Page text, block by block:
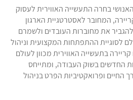
בחרה התעשייה האווירית לעסוק
המחובר לאסטרטגיית הארגון
את מחוברות העובדים ולשמרם
לסוגיית ההתפתחות המקצועית וניהול
בתעשייה האווירית מכוון לעולם
החדשים בשוק העבודה, ומתייחס
ופרואקטיביות הפרט בניהול